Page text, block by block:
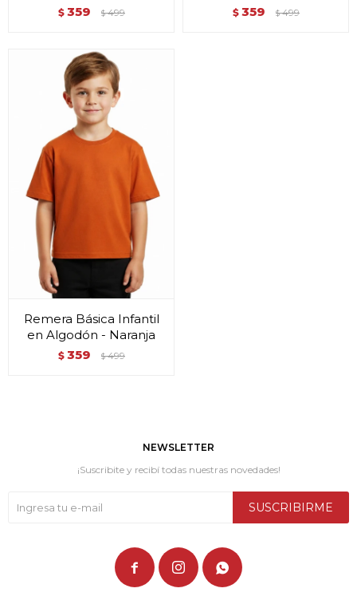
$ 359 $ 499 $ 359 $ 499
Remera Básica Infantil
en Algodón - Naranja
$ 359 $ 499
NEWSLETTER
¡Suscribite y recibí todas nuestras novedades!
SUSCRIBIRME
  